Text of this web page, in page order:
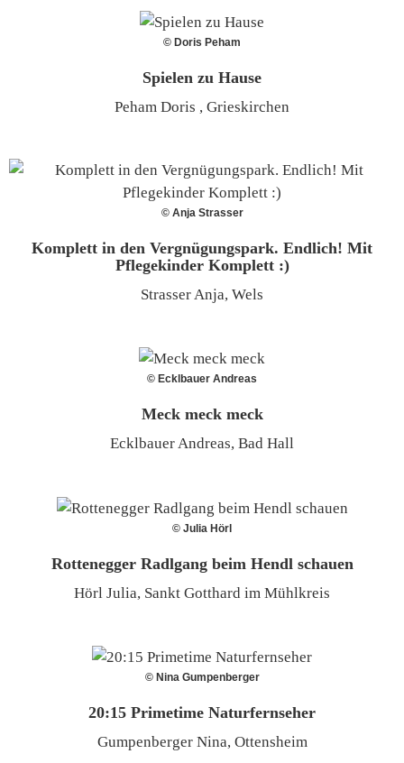
© Doris Peham
Spielen zu Hause
Peham Doris , Grieskirchen
© Anja Strasser
Komplett in den Vergnügungspark. Endlich! Mit
Pflegekinder Komplett :)
Strasser Anja, Wels
© Ecklbauer Andreas
Meck meck meck
Ecklbauer Andreas, Bad Hall
© Julia Hörl
Rottenegger Radlgang beim Hendl schauen
Hörl Julia, Sankt Gotthard im Mühlkreis
© Nina Gumpenberger
20:15 Primetime Naturfernseher
Gumpenberger Nina, Ottensheim